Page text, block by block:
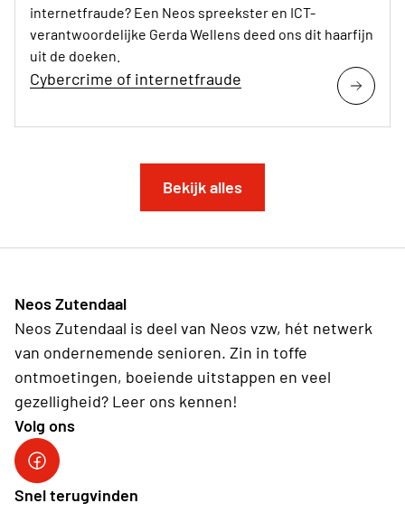
internetfraude? Een Neos spreekster en ICT-
verantwoordelijke Gerda Wellens deed ons dit haarfijn
uit de doeken.
Cybercrime of internetfraude
Bekijk alles
Neos Zutendaal
Neos Zutendaal is deel van Neos vzw, hét netwerk
van ondernemende senioren. Zin in toffe
ontmoetingen, boeiende uitstappen en veel
gezelligheid? Leer ons kennen!
Volg ons
Facebook Neos Zutendaal
Snel terugvinden